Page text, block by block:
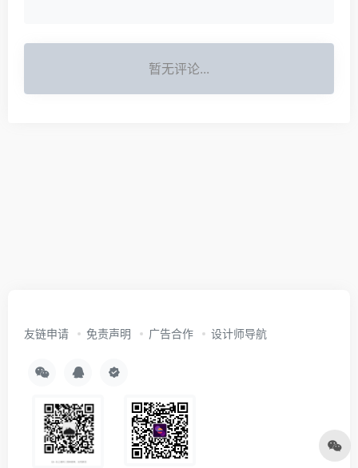
暂无评论...
友链申请 免责声明 广告合作 设计师导航